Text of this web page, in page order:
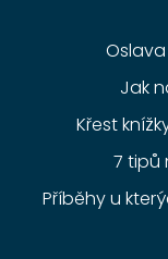
Jak
Křest
7 tipů
Příběhy u